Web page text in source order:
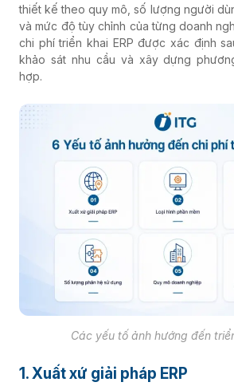
thiết kế theo quy mô, số lượng người
và mức độ tùy chỉnh của từng doanh
chi phí triển khai ERP được xác định
khảo sát nhu cầu và xây dựng
hợp.
Các yếu tố ảnh hướng đến
1. Xuất xứ giải pháp ERP